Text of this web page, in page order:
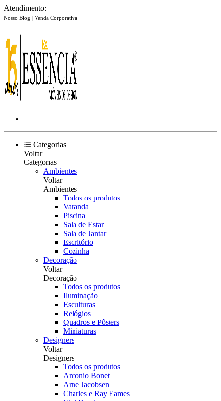
Atendimento:
Nosso Blog | Venda Corporativa
Categorias
Voltar
Categorias
Ambientes
Voltar
Ambientes
Todos os produtos
Varanda
Piscina
Sala de Estar
Sala de Jantar
Escritório
Cozinha
Decoração
Voltar
Decoração
Todos os produtos
Iluminação
Esculturas
Relógios
Quadros e Pôsters
Miniaturas
Designers
Voltar
Designers
Todos os produtos
Antonio Bonet
Arne Jacobsen
Charles e Ray Eames